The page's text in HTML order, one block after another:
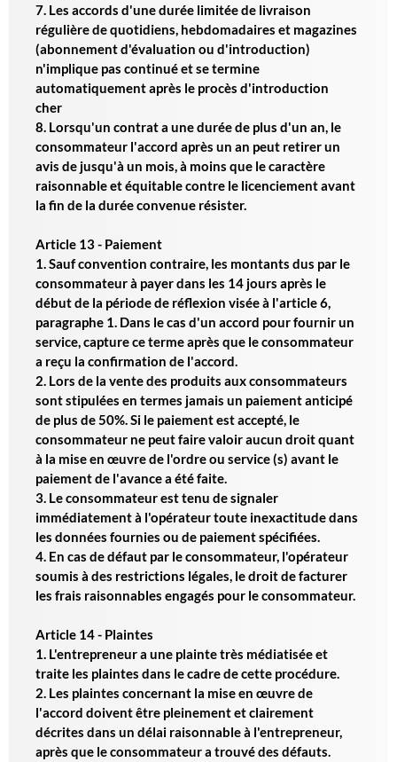
7. Les accords d'une durée limitée de livraison
régulière de quotidiens, hebdomadaires et magazines
(abonnement d'évaluation ou d'introduction)
n'implique pas continué et se termine
automatiquement après le procès d'introduction
cher
8. Lorsqu'un contrat a une durée de plus d'un an, le
consommateur l'accord après un an peut retirer un
avis de jusqu'à un mois, à moins que le caractère
raisonnable et équitable contre le licenciement avant
la fin de la durée convenue résister.
Article 13 - Paiement
1. Sauf convention contraire, les montants dus par le
consommateur à payer dans les 14 jours après le
début de la période de réflexion visée à l'article 6,
paragraphe 1. Dans le cas d'un accord pour fournir un
service, capture ce terme après que le consommateur
a reçu la confirmation de l'accord.
2. Lors de la vente des produits aux consommateurs
sont stipulées en termes jamais un paiement anticipé
de plus de 50%. Si le paiement est accepté, le
consommateur ne peut faire valoir aucun droit quant
à la mise en œuvre de l'ordre ou service (s) avant le
paiement de l'avance a été faite.
3. Le consommateur est tenu de signaler
immédiatement à l'opérateur toute inexactitude dans
les données fournies ou de paiement spécifiées.
4. En cas de défaut par le consommateur, l'opérateur
soumis à des restrictions légales, le droit de facturer
les frais raisonnables engagés pour le consommateur.
Article 14 - Plaintes
1. L'entrepreneur a une plainte très médiatisée et
traite les plaintes dans le cadre de cette procédure.
2. Les plaintes concernant la mise en œuvre de
l'accord doivent être pleinement et clairement
décrites dans un délai raisonnable à l'entrepreneur,
après que le consommateur a trouvé des défauts.